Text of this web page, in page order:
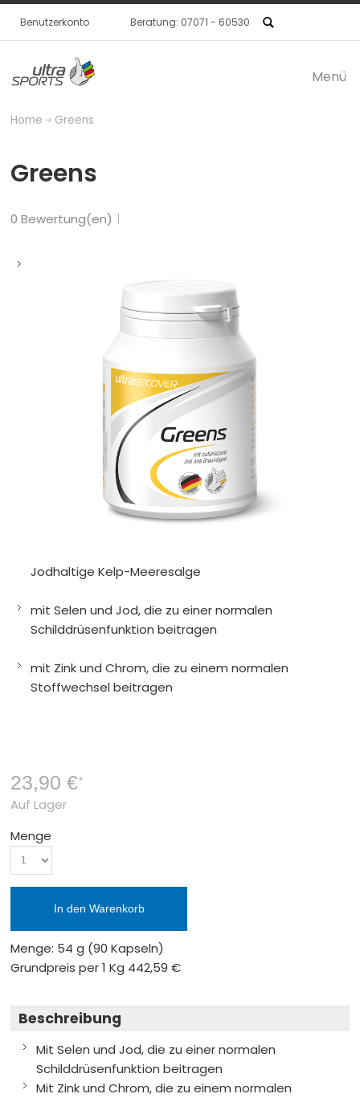
Benutzerkonto Beratung: 07071 - 60530
Menü
Produkte / SHOP
Home Greens
Greens
0 Bewertung(en)
Jodhaltige Kelp-Meeresalge
mit Selen und Jod, die zu einer normalen
Schilddrüsenfunktion beitragen
mit Zink und Chrom, die zu einem normalen
Stoffwechsel beitragen
23,90 €*
Auf Lager
Menge
In den Warenkorb
Menge: 54 g (90 Kapseln)
Grundpreis per 1 Kg 442,59 €
Beschreibung
Mit Selen und Jod, die zu einer normalen
Schilddrüsenfunktion beitragen
Mit Zink und Chrom, die zu einem normalen